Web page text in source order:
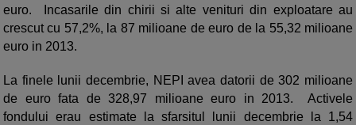
euro. Incasarile din chirii si alte venituri din exploatare au
crescut cu 57,2%, la 87 milioane de euro de la 55,32 milioane
euro in 2013.
La finele lunii decembrie, NEPI avea datorii de 302 milioane
de euro fata de 328,97 milioane euro in 2013. Activele
fondului erau estimate la sfarsitul lunii decembrie la 1,54